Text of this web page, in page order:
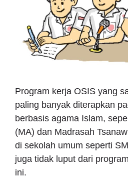
Program kerja OSIS yang
paling banyak diterapkan
berbasis agama Islam,
(MA) dan Madrasah
di sekolah umum seperti
juga tidak luput dari
ini.